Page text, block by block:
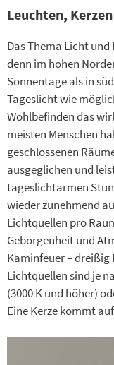
Leuchten,
Das Thema Licht
denn im hohen
Sonnentage als in
Tageslicht wie
Wohlbefinden das
meisten Menschen
geschlossenen
ausgeglichen und
tageslichtarmen
wieder zunehmend
Lichtquellen pro
Geborgenheit und
Kaminfeuer – dreißig
Lichtquellen sind je
(3000 K und höher)
Eine Kerze kommt